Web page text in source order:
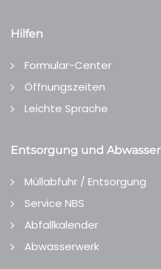
Hilfen
Formular-Center
Öffnungszeiten
Leichte Sprache
Entsorgung und Abwasser
Müllabfuhr / Entsorgung
Service NBS
Abfallkalender
Abwasserwerk